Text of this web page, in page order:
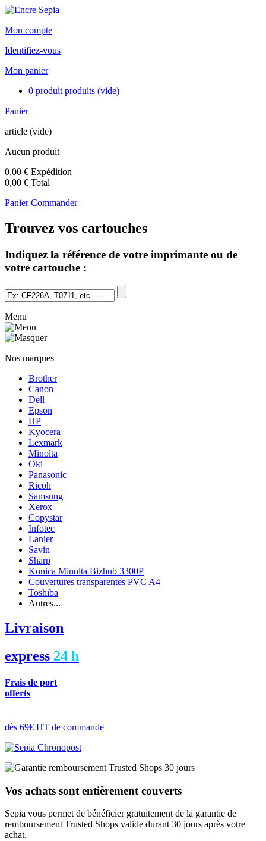
Mon compte
Identifiez-vous
Mon panier
0 produit produits (vide)
Panier
article (vide)
Aucun produit
0,00 € Expédition
0,00 € Total
Panier Commander
Trouvez vos cartouches
Indiquez la référence de votre imprimante ou de
votre cartouche :
Menu
Nos marques
Brother
Canon
Dell
Epson
HP
Kyocera
Lexmark
Minolta
Oki
Panasonic
Ricoh
Samsung
Xerox
Copystar
Infotec
Lanier
Savin
Sharp
Konica Minolta Bizhub 3300P
Couvertures transparentes PVC A4
Toshiba
Autres...
Livraison
express 24 h
Frais de port
offerts
dès 69€ HT de commande
Vos achats sont entièrement couverts
Sepia vous permet de bénéficier gratuitement de la garantie de
remboursement Trusted Shops valide durant 30 jours après votre
achat.